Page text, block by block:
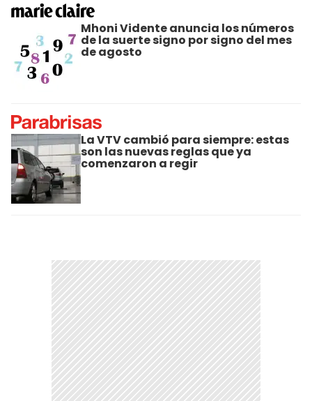
Mhoni Vidente anuncia los números
de la suerte signo por signo del mes
de agosto
La VTV cambió para siempre: estas
son las nuevas reglas que ya
comenzaron a regir